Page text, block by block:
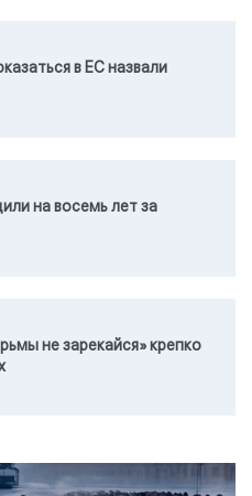
в ЕС назвали
на восемь лет за
не зарекайся» крепко